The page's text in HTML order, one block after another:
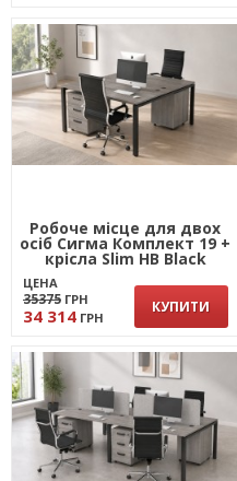
Робоче місце для двох
осіб Сигма Комплект 19 +
крісла Slim HB Black
ЦЕНА
35375 ГРН
34 314 ГРН
КУПИТИ